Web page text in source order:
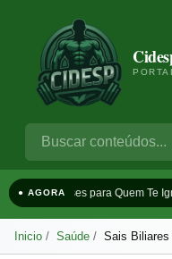
● AGORAFrases para Quem Te
Inicio Saúde Sais Biliares